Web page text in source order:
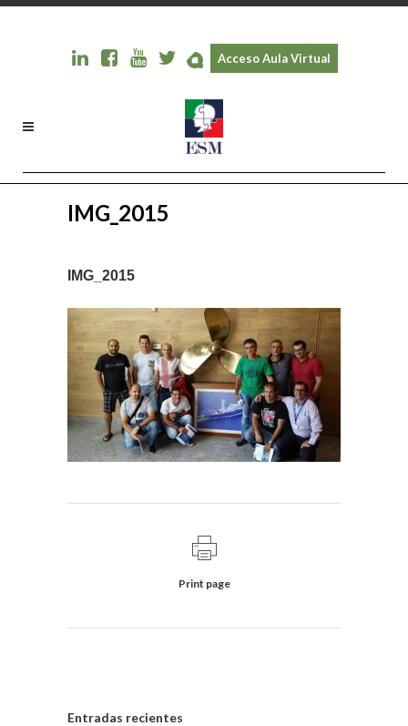
Acceso Aula Virtual
IMG_2015
IMG_2015
Print page
Entradas recientes